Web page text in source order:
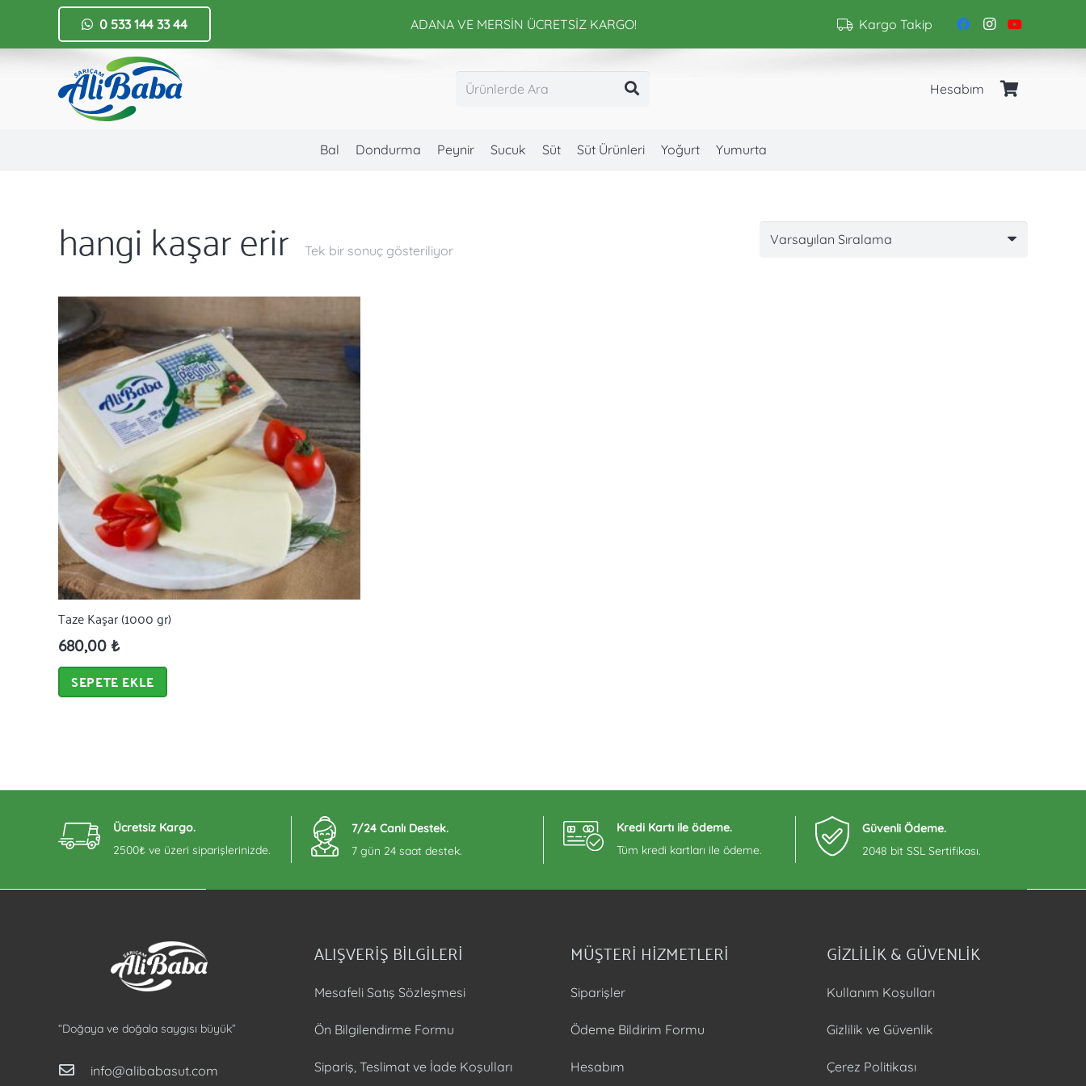
0 533 144 33 44 ADANA VE MERSİN ÜCRETSİZ KARGO! Kargo Takip
Hesabım
Bal Dondurma Peynir Sucuk Süt Süt Ürünleri Yoğurt Yumurta
hangi kaşar erir Tek bir sonuç gösteriliyor
Taze Kaşar (1000 gr)
680,00 ₺
SEPETE EKLE
Ücretsiz Kargo.
2500₺ ve üzeri siparişlerinizde.
7/24 Canlı Destek.
7 gün 24 saat destek.
Kredi Kartı ile ödeme.
Tüm kredi kartları ile ödeme.
Güvenli Ödeme.
2048 bit SSL Sertifikası.
“Doğaya ve doğala saygısı büyük”
info@alibabasut.com
ALIŞVERİŞ BİLGİLERİ
Mesafeli Satış Sözleşmesi
Ön Bilgilendirme Formu
Sipariş, Teslimat ve İade Koşulları
MÜŞTERİ HİZMETLERİ
Siparişler
Ödeme Bildirim Formu
Hesabım
GİZLİLİK & GÜVENLİK
Kullanım Koşulları
Gizlilik ve Güvenlik
Çerez Politikası